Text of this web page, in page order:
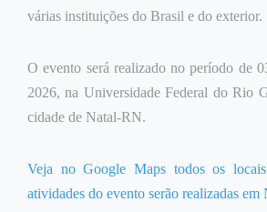
várias instituições do Brasil e do exterior.
O evento será realizado no período de
2026, na Universidade Federal do Rio
cidade de Natal-RN.
Veja no Google Maps todos os
atividades do evento serão realizadas em